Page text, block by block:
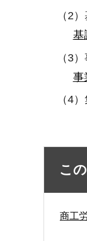
（2
基
（3
事
（4
こ
商工